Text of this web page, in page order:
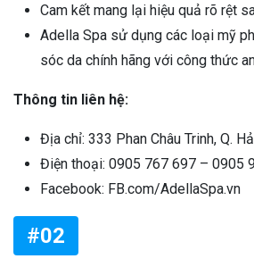
Cam kết mang lại hiệu quả rõ rệt
Adella Spa sử dụng các loại mỹ
sóc da chính hãng với công thức
Thông tin liên hệ:
Địa chỉ: 333 Phan Châu Trinh, Q.
Điện thoại: 0905 767 697 – 0905
Facebook: FB.com/AdellaSpa.vn
#02